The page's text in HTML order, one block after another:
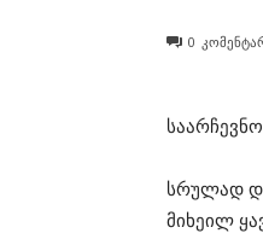
0
სრულად
მიხეილ